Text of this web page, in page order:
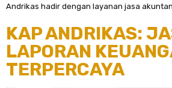
Andrikas hadir dengan layanan jasa
KAP ANDRIKAS:
LAPORAN
TERPERCAYA